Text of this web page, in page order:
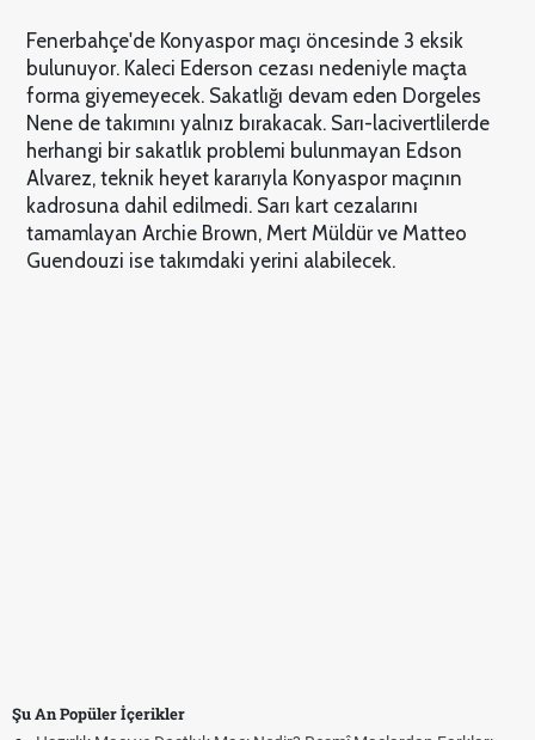
Fenerbahçe'de Konyaspor maçı öncesinde 3 eksik
bulunuyor. Kaleci Ederson cezası nedeniyle maçta
forma giyemeyecek. Sakatlığı devam eden Dorgeles
Nene de takımını yalnız bırakacak. Sarı-lacivertlilerde
herhangi bir sakatlık problemi bulunmayan Edson
Alvarez, teknik heyet kararıyla Konyaspor maçının
kadrosuna dahil edilmedi. Sarı kart cezalarını
tamamlayan Archie Brown, Mert Müldür ve Matteo
Guendouzi ise takımdaki yerini alabilecek.
Şu An Popüler İçerikler